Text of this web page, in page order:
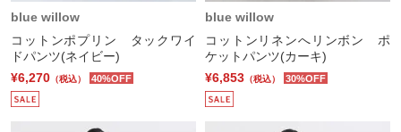
blue willow
コットンポプリン タックワイ
ドパンツ(ネイビー)
¥6,270 （税込） 40%OFF
blue willow
コットンリネンへリンボン ポ
ケットパンツ(カーキ)
¥6,853 （税込） 30%OFF